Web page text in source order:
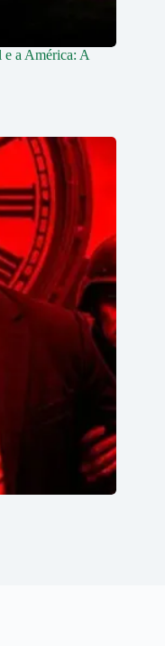
e a América: A